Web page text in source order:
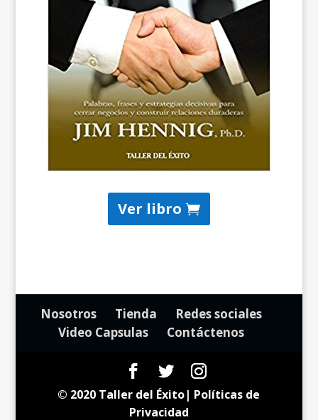
Ver libro
Nosotros Tienda
Redes sociales
Video Capsulas
Contáctenos
© 2020 Taller del Éxito| Políticas de
Privacidad